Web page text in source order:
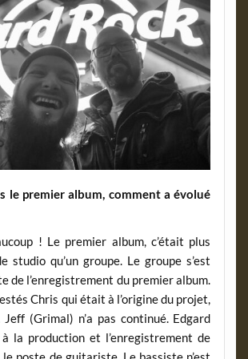
le premier album, comment a évolué
! Le premier album, c’était plus
studio qu’un groupe. Le groupe s’est
de l’enregistrement du premier album.
Chris qui était à l’origine du projet,
(Grimal) n’a pas continué. Edgard
la production et l’enregistrement de